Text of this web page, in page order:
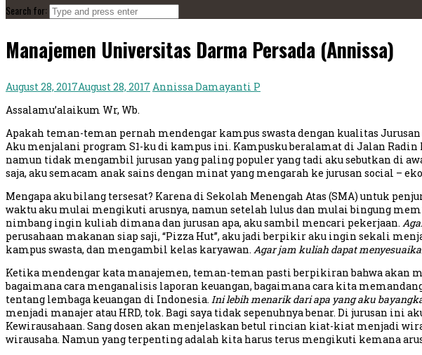
Search for:
Manajemen Universitas Darma Persada (Annissa)
August 28, 2017August 28, 2017 Annissa Damayanti P
Assalamu’alaikum Wr, Wb.
Apakah teman-teman pernah mendengar kampus swasta dengan kualitas
Aku menjalani program S1-ku di kampus ini. Kampusku beralamat di Jalan
namun tidak mengambil jurusan yang paling populer yang tadi aku sebutkan di
saja, aku semacam anak sains dengan minat yang mengarah ke jurusan social –
Mengapa aku bilang tersesat? Karena di Sekolah Menengah Atas (SMA) untuk
waktu aku mulai mengikuti arusnya, namun setelah lulus dan mulai bingung
nimbang ingin kuliah dimana dan jurusan apa, aku sambil mencari pekerjaan.
perusahaan makanan siap saji, “Pizza Hut”, aku jadi berpikir aku ingin sekali
kampus swasta, dan mengambil kelas karyawan. Agar jam kuliah dapat
Ketika mendengar kata manajemen, teman-teman pasti berpikiran bahwa akan
bagaimana cara menganalisis laporan keuangan, bagaimana cara kita
tentang lembaga keuangan di Indonesia. Ini lebih menarik dari apa yang aku
menjadi manajer atau HRD, tok. Bagi saya tidak sepenuhnya benar. Di jurusan ini
Kewirausahaan. Sang dosen akan menjelaskan betul rincian kiat-kiat menjadi
wirausaha. Namun yang terpenting adalah kita harus terus mengikuti kemana